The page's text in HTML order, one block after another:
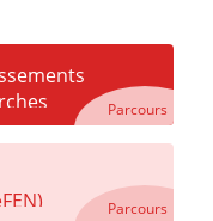
Parcours
Parcours